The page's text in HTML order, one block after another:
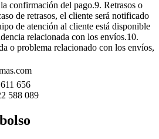
confirmación del pago.9. Retrasos o
de retrasos, el cliente será notificado
de atención al cliente está disponible
relacionada con los envíos.10.
o problema relacionado con los envíos,
656
588 089